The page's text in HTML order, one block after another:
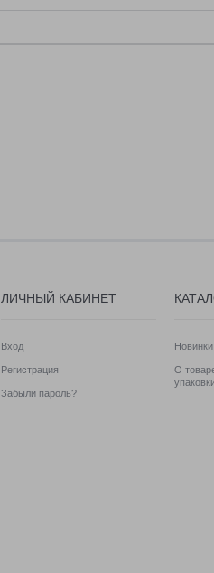
ЛИЧНЫЙ КАБИНЕТ
Вход
Регистрация
Забыли пароль?
Новинки
О